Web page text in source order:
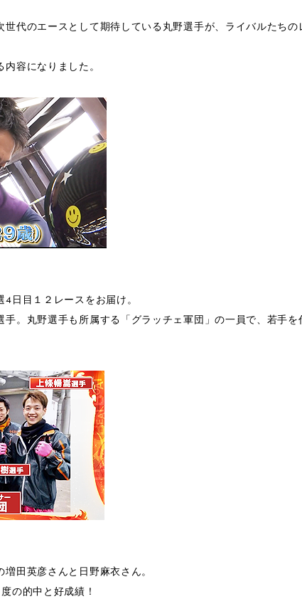
代のエースとして期待している丸野選手が、ライバルたち
容になりました。
日目１２レースをお届け。
手。丸野選手も所属する「グラッチェ軍団」の一員で、若手
田英彦さんと日野麻衣さん。
の的中と好成績！